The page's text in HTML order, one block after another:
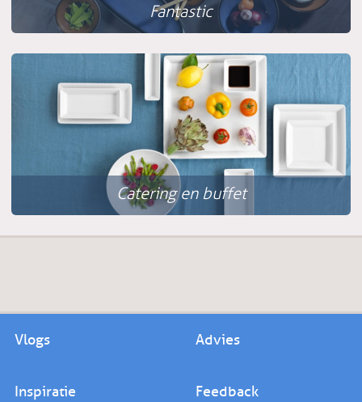
Fantastic
Catering en buffet
Vlogs Advies
Inspiratie Feedback